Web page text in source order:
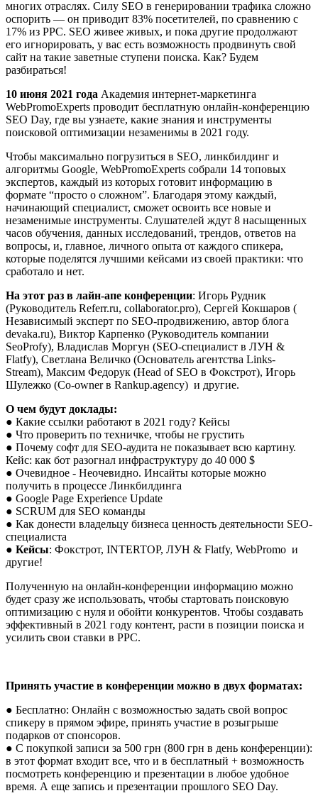
многих отраслях. Силу SEO в генерировании трафика сложно
оспорить — он приводит 83% посетителей, по сравнению с
17% из PPC. SEO живее живых, и пока другие продолжают
его игнорировать, у вас есть возможность продвинуть свой
сайт на такие заветные ступени поиска. Как? Будем
разбираться!
10 июня 2021 года Академия интернет-маркетинга
WebPromoExperts проводит бесплатную онлайн-конференцию
SEO Day, где вы узнаете, какие знания и инструменты
поисковой оптимизации незаменимы в 2021 году.
Чтобы максимально погрузиться в SEO, линкбилдинг и
алгоритмы Google, WebPromoExperts собрали 14 топовых
экспертов, каждый из которых готовит информацию в
формате “просто о сложном”. Благодаря этому каждый,
начинающий специалист, сможет освоить все новые и
незаменимые инструменты. Слушателей ждут 8 насыщенных
часов обучения, данных исследований, трендов, ответов на
вопросы, и, главное, личного опыта от каждого спикера,
которые поделятся лучшими кейсами из своей практики: что
сработало и нет.
На этот раз в лайн-апе конференции: Игорь Рудник
(Руководитель Referr.ru, collaborator.pro), Сергей Кокшаров (
Независимый эксперт по SEO-продвижению, автор блога
devaka.ru), Виктор Карпенко (Руководитель компании
SeoProfy), Владислав Моргун (SEO-специалист в ЛУН &
Flatfy), Светлана Величко (Основатель агентства Links-
Stream), Максим Федорук (Head of SEO в Фокстрот), Игорь
Шулежко (Co-owner в Rankup.agency) и другие.
О чем будут доклады:
● Какие ссылки работают в 2021 году? Кейсы
● Что проверить по техничке, чтобы не грустить
● Почему софт для SEO-аудита не показывает всю картину.
Кейс: как бот разогнал инфраструктуру до 40 000 $
● Очевидное - Неочевидно. Инсайты которые можно
получить в процессе Линкбилдинга
● Google Page Experience Update
● SCRUM для SEO команды
● Как донести владельцу бизнеса ценность деятельности SEO-
специалиста
● Кейсы: Фокстрот, INTERTOP, ЛУН & Flatfy, WebPromo и
другие!
Полученную на онлайн-конференции информацию можно
будет сразу же использовать, чтобы стартовать поисковую
оптимизацию с нуля и обойти конкурентов. Чтобы создавать
эффективный в 2021 году контент, расти в позиции поиска и
усилить свои ставки в PPC.
Принять участие в конференции можно в двух форматах:
● Бесплатно: Онлайн с возможностью задать свой вопрос
спикеру в прямом эфире, принять участие в розыгрыше
подарков от спонсоров.
● С покупкой записи за 500 грн (800 грн в день конференции):
в этот формат входит все, что и в бесплатный + возможность
посмотреть конференцию и презентации в любое удобное
время. А еще запись и презентации прошлого SEO Day.